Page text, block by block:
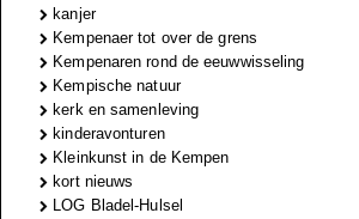
kanjer
Kempenaer tot over de grens
Kempenaren rond de eeuwwisseling
Kempische natuur
kerk en samenleving
kinderavonturen
Kleinkunst in de Kempen
kort nieuws
LOG Bladel-Hulsel